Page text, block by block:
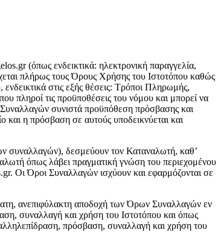
(όπως ενδεικτικά: ηλεκτρονική παραγγελία,
πλήρως τους Όρους Χρήσης του Ιστοτόπου καθώς
στις εξής θέσεις: Τρόποι Πληρωμής,
πληροί τις προϋποθέσεις του νόμου και μπορεί να
συνιστά προϋπόθεση πρόσβασης και
η πρόσβαση σε αυτούς υποδεικνύεται και
συναλλαγών), δεσμεύουν τον Καταναλωτή, καθ’
όπως λάβει πραγματική γνώση του περιεχομένου
Οι Όροι Συναλλαγών ισχύουν και εφαρμόζονται σε
ανεπιφύλακτη αποδοχή των Όρων Συναλλαγών εν
συναλλαγή και χρήση του Ιστοτόπου και όπως
πρόσβαση, συναλλαγή και χρήση του